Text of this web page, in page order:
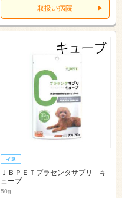
取扱い病院
ＪＢＰＥＴプラセンタサプリ キ
ューブ
50g